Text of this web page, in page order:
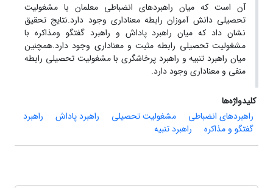
آن است که میان راهبردهای انضباطی معلمان با مشغولیت
تحصیلی دانش آموزان رابطه معناداری وجود دارد.نتایج تحقیق
نشان داد که میان راهبرد پاداش و راهبرد گفتگو ومذاکره با
مشغولیت تحصیلی رابطه مثبت و معناداری وجود دارد.همچنین
میان راهبرد تنبیه و راهبرد پرخاشگری با مشغولیت تحصیلی رابطه
منفی و معناداری وجود دارد.
کلیدواژه‌ها
راهبردهای انضباطی
مشغولیت تحصیلی راهبرد پاداش
راهبرد
گفتگو و مذاکره
راهبرد تنبیه